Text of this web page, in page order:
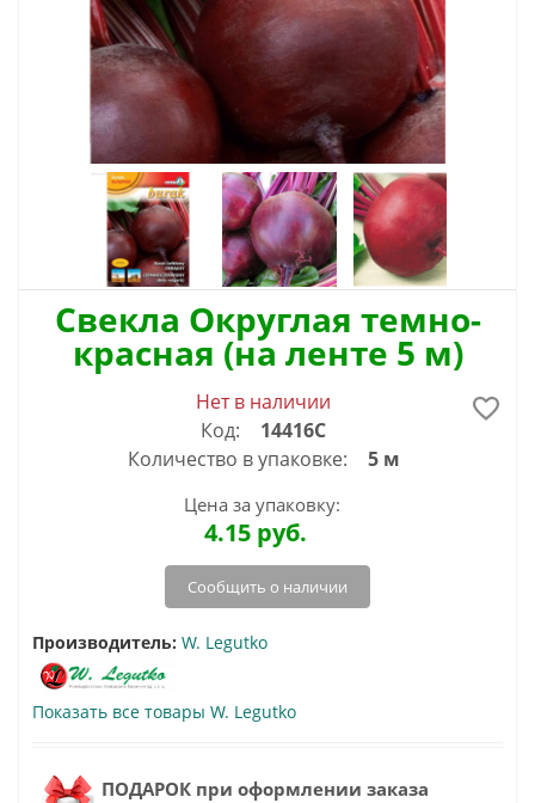
Свекла Округлая темно-
красная (на ленте 5 м)
Нет в наличии
Код:
14416С
Количество в упаковке:
5 м
Цена за упаковку:
4.15 руб.
Сообщить о наличии
Производитель: W. Legutko
Показать все товары W. Legutko
ПОДАРОК при оформлении заказа